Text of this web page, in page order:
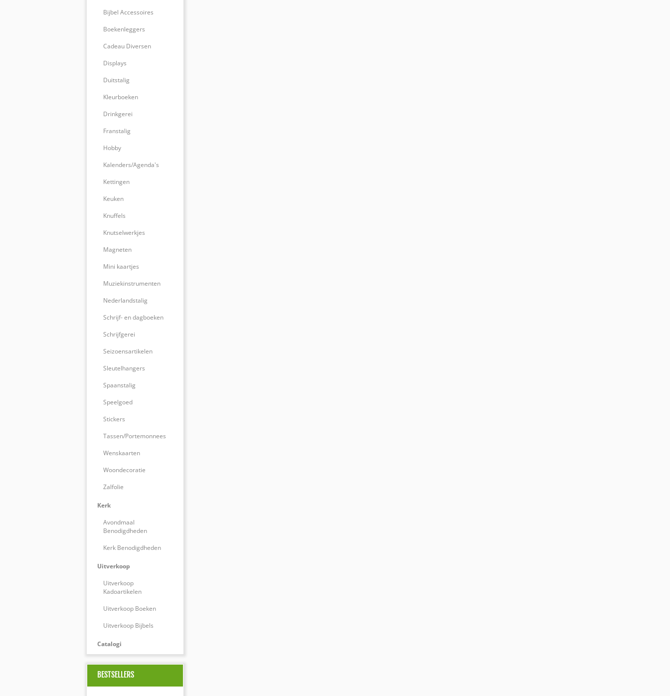
Bijbel Accessoires
Boekenleggers
Cadeau Diversen
Displays
Duitstalig
Kleurboeken
Drinkgerei
Franstalig
Hobby
Kalenders/Agenda's
Kettingen
Keuken
Knuffels
Knutselwerkjes
Magneten
Mini kaartjes
Muziekinstrumenten
Nederlandstalig
Schrijf- en dagboeken
Schrijfgerei
Seizoensartikelen
Sleutelhangers
Spaanstalig
Speelgoed
Stickers
Tassen/Portemonnees
Wenskaarten
Woondecoratie
Zalfolie
Kerk
Avondmaal
Benodigdheden
Kerk Benodigdheden
Uitverkoop
Uitverkoop
Kadoartikelen
Uitverkoop Boeken
Uitverkoop Bijbels
Catalogi
BESTSELLERS